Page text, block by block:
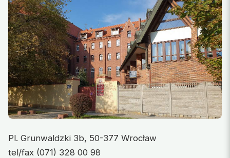
Pl. Grunwaldzki 3b, 50-377 Wrocław
tel/fax (071) 328 00 98